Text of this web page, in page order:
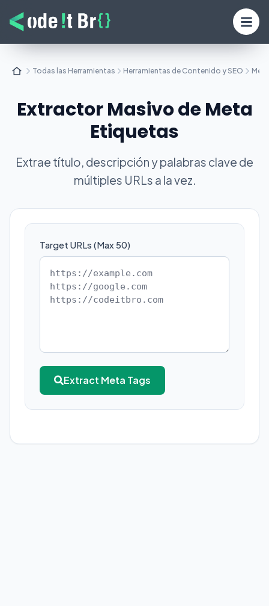
Todas las Herramientas Herramientas de Contenido y SEO
Extractor Masivo de Meta
Etiquetas
Extrae título, descripción y palabras clave de
múltiples URLs a la vez.
Target URLs (Max 50)
Extract Meta Tags